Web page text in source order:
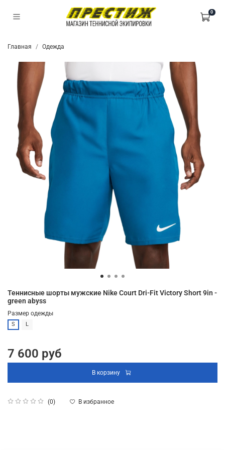
0
Главная Одежда
Теннисные шорты мужские Nike Court Dri-Fit Victory Short 9in -
green abyss
(0) В избранное
Размер одежды
S L
7 600 руб
В корзину